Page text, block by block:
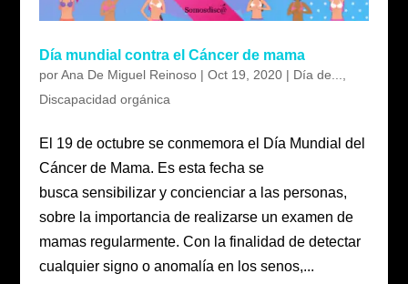
Día mundial contra el Cáncer de mama
porAna De Miguel Reinoso| Oct 19, 2020| Día de...
Discapacidad orgánica
El 19 de octubre se conmemora el Día Mundial del
Cáncer de Mama. Es esta fecha se
busca sensibilizar y concienciar a las personas,
sobre la importancia de realizarse un examen de
mamas regularmente. Con la finalidad de detectar
cualquier signo o anomalía en los senos,...